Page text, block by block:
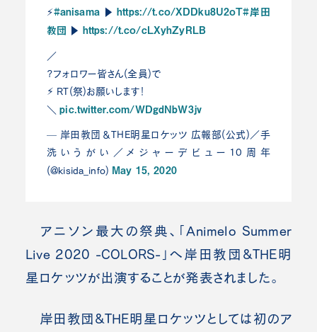
⚡️#anisama▶︎ https://t.co/XDDku8U2oT#岸田
教団 ▶︎ https://t.co/cLXyhZyRLB
／
?フォロワー皆さん(全員)で
⚡︎ RT(祭)お願いします！
＼pic.twitter.com/WDgdNbW3jv
— 岸田教団＆THE明星ロケッツ 広報部(公式)／手
洗いうがい／メジャーデビュー10周年
(@kisida_info) May 15, 2020
アニソン最大の祭典、「Animelo Summer
Live 2020 -COLORS-」へ岸田教団&THE明
星ロケッツが出演することが発表されました。
岸田教団&THE明星ロケッツとしては初のア